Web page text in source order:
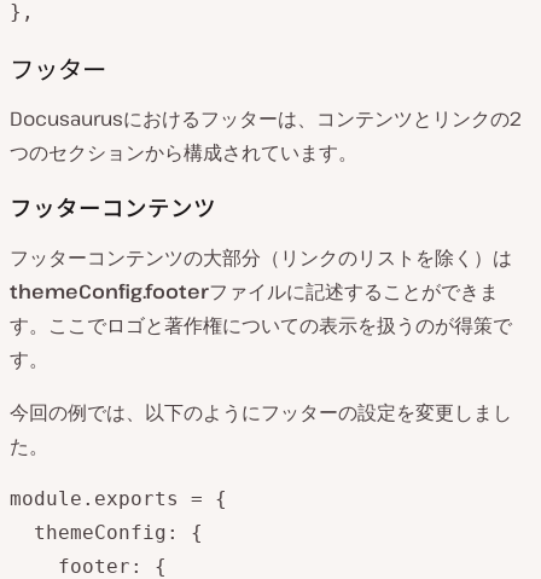
},
フッター
Docusaurusにおけるフッターは、コンテンツとリンクの2
つのセクションから構成されています。
フッターコンテンツ
フッターコンテンツの大部分（リンクのリストを除く）は
themeConfig.footerファイルに記述することができま
す。ここでロゴと著作権についての表示を扱うのが得策で
す。
今回の例では、以下のようにフッターの設定を変更しまし
た。
module.exports = {
  themeConfig: {
    footer: {